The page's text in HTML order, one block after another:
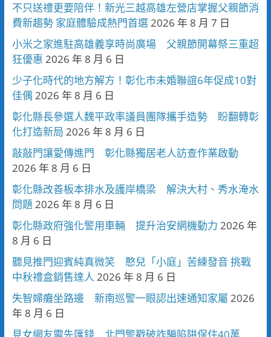
不只送禮更要陪伴！新光三越高雄左營店掌握父親節消
費新趨勢 家庭體驗成熱門首選2026 年 8 月 7 日
小米之家進駐高雄義享時尚廣場 父親節開幕祭三重超
狂優惠 2026 年 8 月 6 日
少子化時代的地方解方！彰化市未婚聯誼6年促成10對
佳偶 2026 年 8 月 6 日
彰化縣長參選人魏平政率議員團隊攜手造勢 盼翻轉彰
化打造新局 2026 年 8 月 6 日
敲敲門讓愛傳進門 彰化縣獨居老人訪查作業啟動
2026 年 8 月 6 日
彰化縣改善板本排水及護岸橋梁 解決大村、秀水淹水
問題 2026 年 8 月 6 日
彰化縣政府強化警用車輛 提升治安網機動力 2026 年
8 月 6 日
聽見推門迎賓純真微笑 憨兒「小庭」苦練發音 挑戰
中秋禮盒銷售達人 2026 年 8 月 6 日
失智婦癱坐路邊 新南巡警一眼認出速通知家屬 2026
年 8 月 6 日